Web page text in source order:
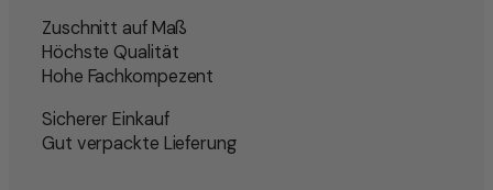
Zuschnitt auf Maß
Höchste Qualität
Hohe Fachkompezent
Sicherer Einkauf
Gut verpackte Lieferung